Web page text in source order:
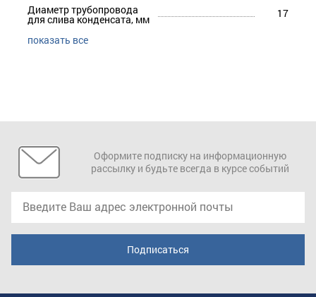
Диаметр трубопровода
для слива конденсата, мм 17
показать все
Оформите подписку на информационную
рассылку и будьте всегда в курсе событий